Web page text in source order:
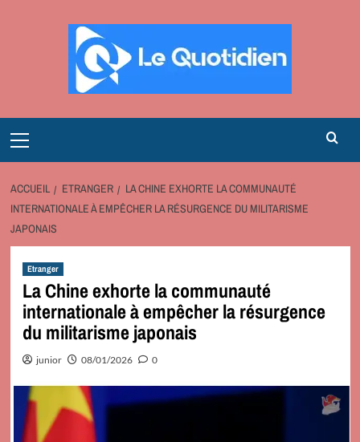
Menu
ACCUEIL ETRANGER
LA CHINE EXHORTE LA COMMUNAUTÉ
INTERNATIONALE À EMPÊCHER LA RÉSURGENCE DU MILITARISME
JAPONAIS
Etranger
La Chine exhorte la communauté
internationale à empêcher la résurgence
du militarisme japonais
junior 08/01/2026 0